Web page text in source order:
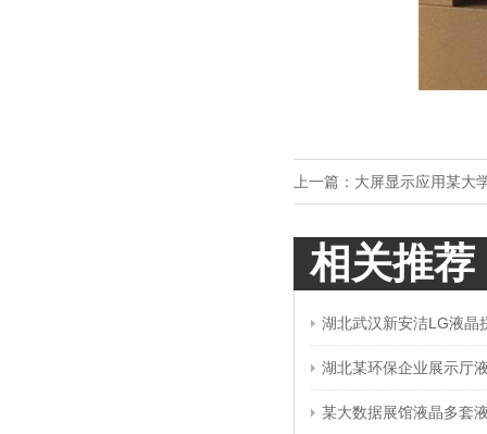
上一篇： 大屏显示应用某大
相关推荐
湖北武汉新安洁LG液晶
湖北某环保企业展示厅
某大数据展馆液晶多套